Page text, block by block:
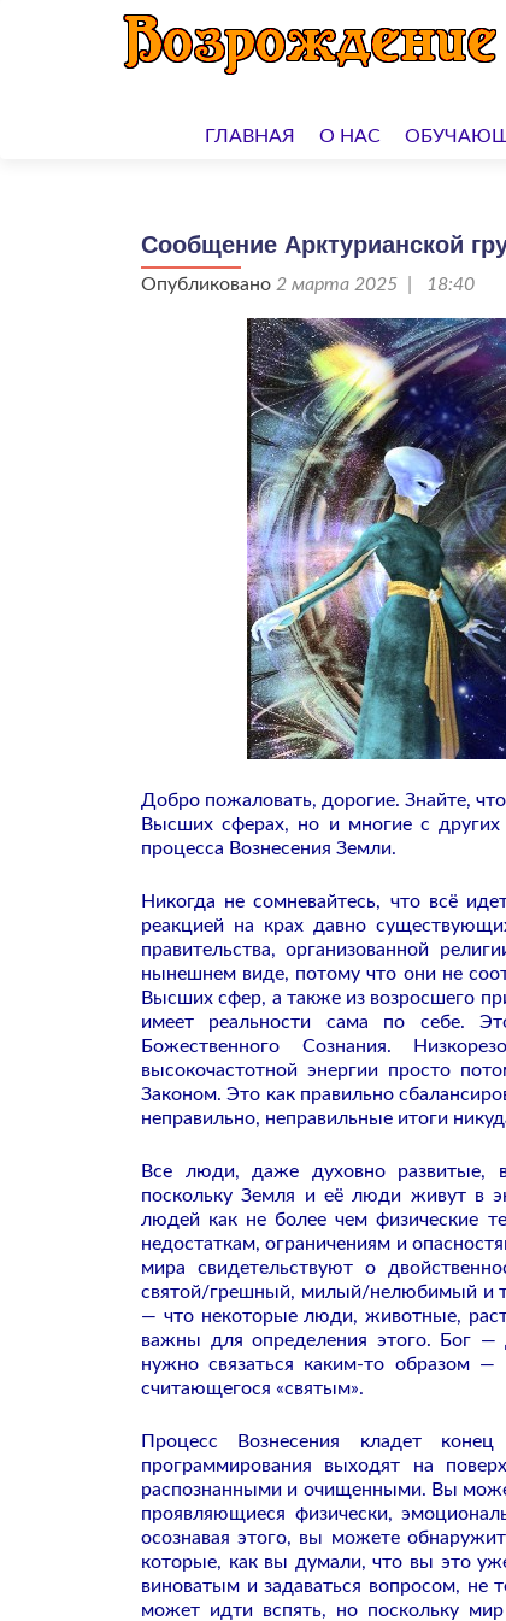
кГЛАВНАЯ О НАС
Сообщение Арктурианской
Опубликовано 2 марта 2025 | 18:40
Добро пожаловать, дорогие. Знайте,
Высших сферах, но и многие с
процесса Вознесения Земли.
Никогда не сомневайтесь, что всё
реакцией на крах давно
правительства, организованной
нынешнем виде, потому что они не
Высших сфер, а также из возросшего
имеет реальности сама по себе.
Божественного Сознания.
высокочастотной энергии просто
Законом. Это как правильно
неправильно, неправильные итоги
Все люди, даже духовно развитые,
поскольку Земля и её люди живут в
людей как не более чем физические
недостаткам, ограничениям и
мира свидетельствуют о
святой/грешный, милый/нелюбимый и
— что некоторые люди, животные,
важны для определения этого. Бог —
нужно связаться каким-то образом —
считающегося «святым».
Процесс Вознесения кладет
программирования выходят на
распознанными и очищенными. Вы
проявляющиеся физически,
осознавая этого, вы можете
которые, как вы думали, что вы это
виноватым и задаваться вопросом, не
может идти вспять, но поскольку